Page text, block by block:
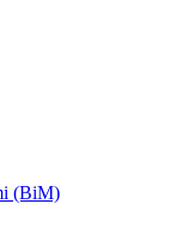
(BiM)